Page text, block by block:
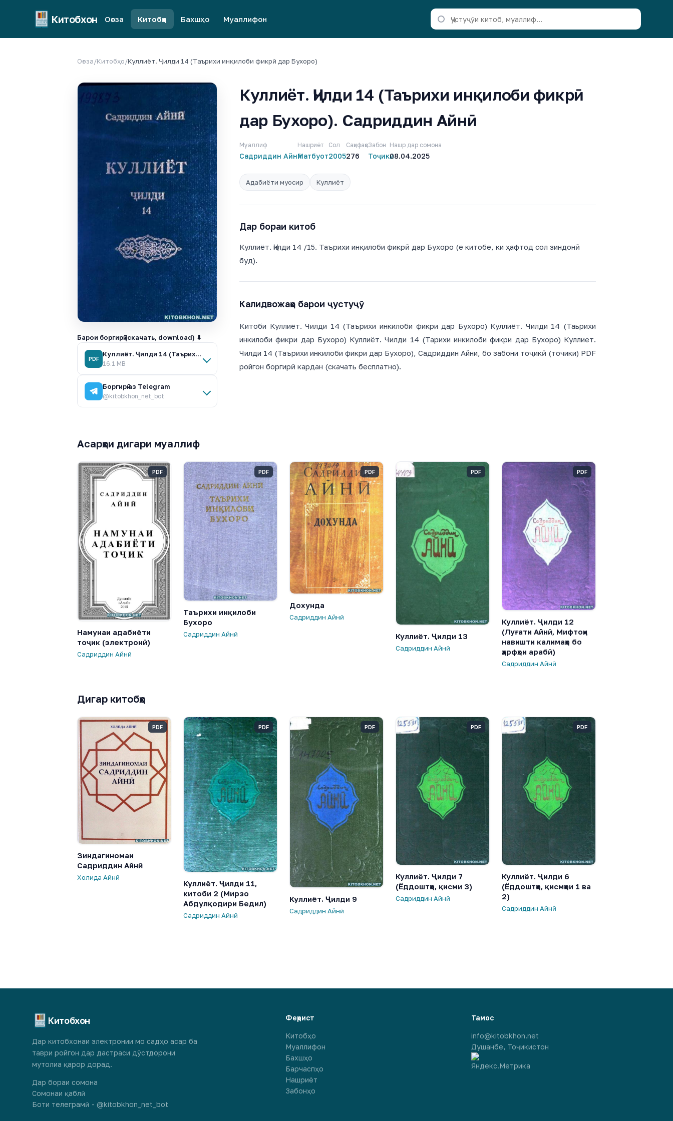
Китобхон Оғоза Китобҳо Бахшҳо Муаллифон
Оғоза/Китобҳо/Куллиёт. Ҷилди 14 (Таърихи инқилоби фикрӣ дар Бухоро)
Барои боргирӣ (скачать, download) ⬇
PDF
Куллиёт. Ҷилди 14 (Таърихи инқилоби фикрӣ дар Бухоро).pdf
16.1 MB
Боргирӣ аз Telegram
@kitobkhon_net_bot
Куллиёт. Ҷилди 14 (Таърихи инқилоби фикрӣ
дар Бухоро). Садриддин Айнӣ
Муаллиф
Садриддин Айнӣ
Нашриёт
Матбуот
Сол
2005
Саҳифаҳо
276
Забон
Тоҷикӣ
Нашр дар сомона
08.04.2025
Адабиёти муосир Куллиёт
Дар бораи китоб
Куллиёт. Ҷилди 14 /15. Таърихи инқилоби фикрӣ дар Бухоро (ё китобе, ки ҳафтод сол зиндонӣ
буд).
Калидвожаҳо барои ҷустуҷӯ
Китоби Куллиёт. Чилди 14 (Таърихи инкилоби фикри дар Бухоро) Куллиёт. Чилди 14 (Таьрихи
инкилоби фикри дар Бухоро) Куллиёт. Чилди 14 (Тарихи инкилоби фикри дар Бухоро) Куллиет.
Чилди 14 (Таърихи инкилоби фикри дар Бухоро), Садриддин Айни, бо забони тоҷикӣ (точики) PDF
ройгон боргирӣ кардан (скачать бесплатно).
Асарҳои дигари муаллиф
PDF
Намунаи адабиёти
тоҷик (электронӣ)
Садриддин Айнӣ
PDF
Таърихи инқилоби
Бухоро
Садриддин Айнӣ
PDF
Дохунда
Садриддин Айнӣ
PDF
Куллиёт. Ҷилди 13
Садриддин Айнӣ
PDF
Куллиёт. Ҷилди 12
(Луғати Айнӣ, Мифтоҳи
навишти калимаҳо бо
ҳарфҳои арабӣ)
Садриддин Айнӣ
Дигар китобҳо
PDF
Зиндагиномаи
Садриддин Айнӣ
Холида Айнӣ
PDF
Куллиёт. Ҷилди 11,
китоби 2 (Мирзо
Абдулқодири Бедил)
Садриддин Айнӣ
PDF
Куллиёт. Ҷилди 9
Садриддин Айнӣ
PDF
Куллиёт. Ҷилди 7
(Ёддоштҳо, қисми 3)
Садриддин Айнӣ
PDF
Куллиёт. Ҷилди 6
(Ёддоштҳо, қисмҳои 1 ва
2)
Садриддин Айнӣ
Китобхон
Дар китобхонаи электронии мо садҳо асар ба
таври ройгон дар дастраси дӯстдорони
мутолиа қарор дорад.
Дар бораи сомона
Сомонаи қаблӣ
Боти телеграмӣ - @kitobkhon_net_bot
Феҳрист
Китобҳо
Муаллифон
Бахшҳо
Барчаспҳо
Нашриёт
Забонҳо
Тамос
info@kitobkhon.net
Душанбе, Тоҷикистон